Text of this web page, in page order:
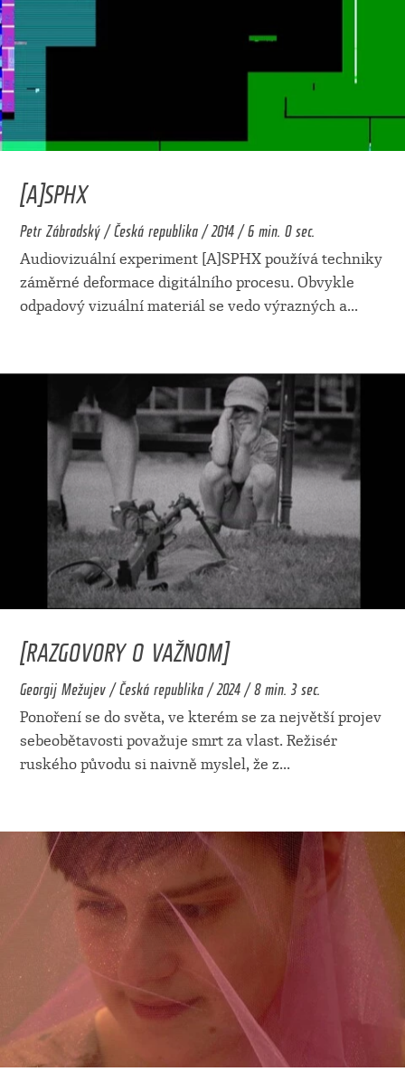
[A]SPHX
Petr Zábrodský / Česká republika / 2014 / 6 min. 0 sec.
Audiovizuální experiment [A]SPHX používá techniky
záměrné deformace digitálního procesu. Obvykle
odpadový vizuální materiál se vedo výrazných a...
[RAZGOVORY O VAŽNOM]
Georgij Mežujev / Česká republika / 2024 / 8 min. 3 sec.
Ponoření se do světa, ve kterém se za největší projev
sebeobětavosti považuje smrt za vlast. Režisér
ruského původu si naivně myslel, že z...